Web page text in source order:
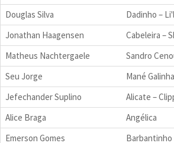
Douglas Silva
Dadinho –
Jonathan Haagensen
Cabeleira –
Matheus Nachtergaele
Sandro
Seu Jorge
Mané
Jefechander Suplino
Alicate –
Alice Braga
Angélica
Emerson Gomes
Barbantinho